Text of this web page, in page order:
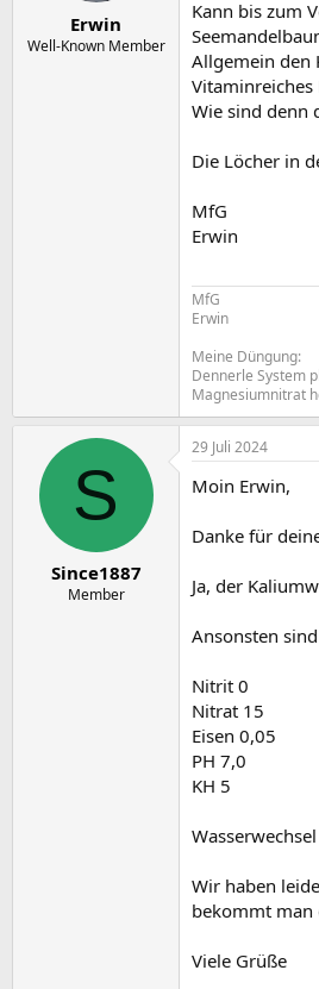
Erwin
Well-Known Member
Kann bis zum
Allgemein den
Vitaminreiches
Wie sind denn
Die Löcher in
MfG
Erwin
MfG
Erwin
Meine Düngung:
Dennerle System
Magnesiumnitrat
S
Since1887
Member
29 Juli 2024
Moin Erwin,
Danke für
Ja, der
Ansonsten
Nitrit 0
Nitrat 15
Eisen 0,05
PH 7,0
KH 5
Wir haben
bekommt man
Viele Grüße